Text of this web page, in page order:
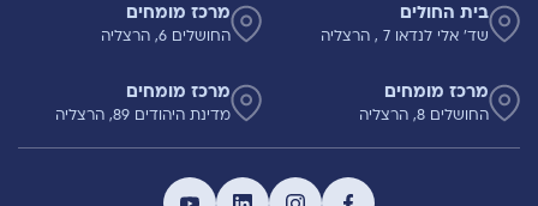
בית החולים
שד' אלי לנדאו 7 , הרצליה
מרכז מומחים
החושלים 6, הרצליה
מרכז מומחים
החושלים 8, הרצליה
מרכז מומחים
מדינת היהודים 89, הרצליה